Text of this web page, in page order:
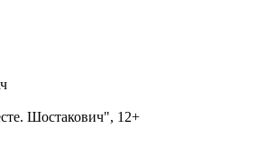
Шостакович", 12+